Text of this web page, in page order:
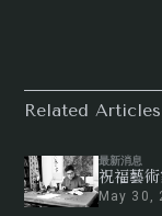
Related Articles
最新消息
祝福藝
May 30,